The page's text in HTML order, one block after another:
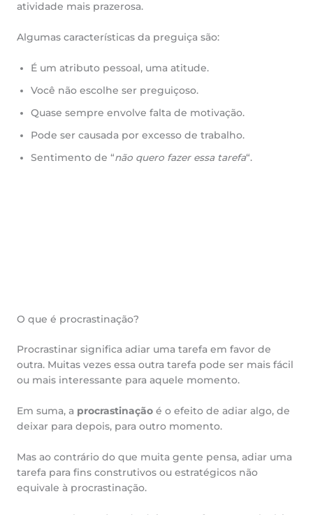
atividade mais prazerosa.
Algumas características da preguiça são:
É um atributo pessoal, uma atitude.
Você não escolhe ser preguiçoso.
Quase sempre envolve falta de motivação.
Pode ser causada por excesso de trabalho.
Sentimento de “não quero fazer essa tarefa“.
O que é procrastinação?
Procrastinar significa adiar uma tarefa em favor de
outra. Muitas vezes essa outra tarefa pode ser mais fácil
ou mais interessante para aquele momento.
Em suma, a procrastinação é o efeito de adiar algo, de
deixar para depois, para outro momento.
Mas ao contrário do que muita gente pensa, adiar uma
tarefa para fins construtivos ou estratégicos não
equivale à procrastinação.